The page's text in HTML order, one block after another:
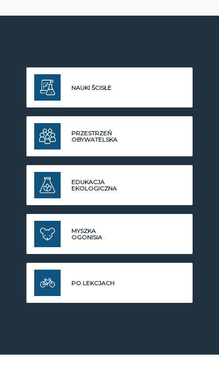
NAUKI ŚCISŁE
PRZESTRZEŃ
OBYWATELSKA
EDUKACJA
EKOLOGICZNA
MYSZKA
OGONISIA
PO LEKCJACH